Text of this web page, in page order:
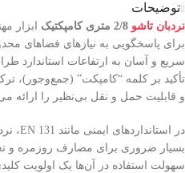
توضیحات
نردبان تاشو
ابزار
برای پاسخگویی به نیازهای فضاهای
سریع و آسان به ارتفاعات استاندارد
تأکید بر کلمه “کامپکت” (جمع‌وجور)،
و قابلیت حمل و نقل بی‌نظیر را ارائه
بسیار ضروری برای مصارف روزمره و
سهولت استفاده در آن‌ها یک اولویت